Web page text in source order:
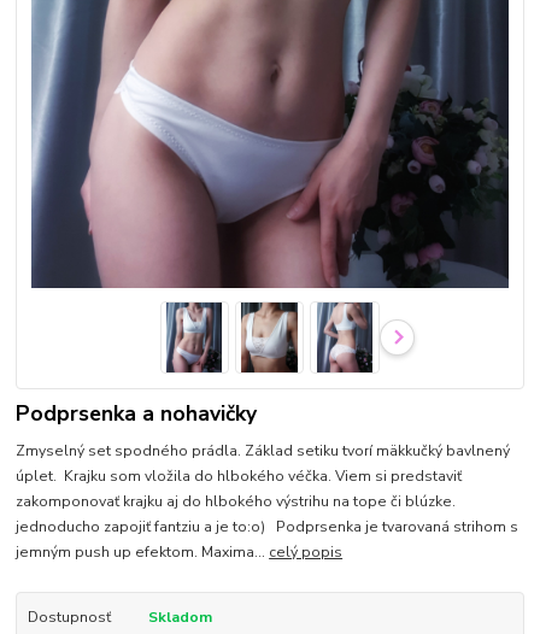
Podprsenka a nohavičky
Zmyselný set spodného prádla. Základ setiku tvorí mäkkučký bavlnený
úplet. Krajku som vložila do hlbokého véčka. Viem si predstaviť
zakomponovať krajku aj do hlbokého výstrihu na tope či blúzke.
jednoducho zapojiť fantziu a je to:o) Podprsenka je tvarovaná strihom s
jemným push up efektom. Maxima... celý popis
Dostupnosť
Skladom